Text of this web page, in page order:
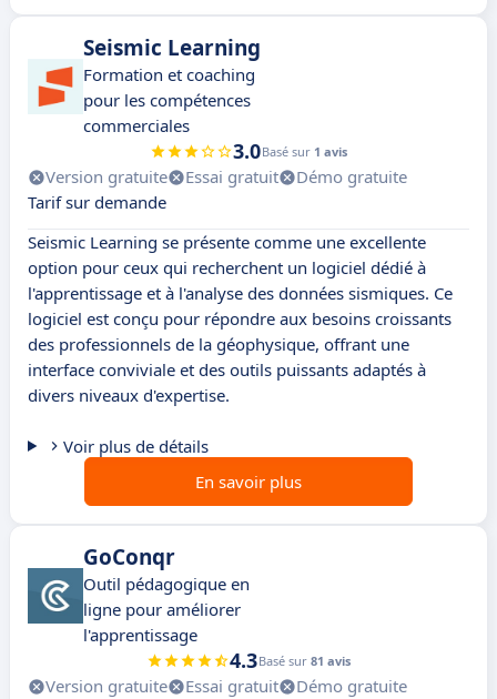
Seismic Learning
Formation et coaching
pour les compétences
commerciales
3.0Basé sur 1 avis
Version gratuite Essai gratuit
Démo gratuite
Tarif sur demande
Seismic Learning se présente comme une excellente
option pour ceux qui recherchent un logiciel dédié à
l'apprentissage et à l'analyse des données sismiques. Ce
logiciel est conçu pour répondre aux besoins croissants
des professionnels de la géophysique, offrant une
interface conviviale et des outils puissants adaptés à
divers niveaux d'expertise.
Voir plus de détails
En savoir plus
GoConqr
Outil pédagogique en
ligne pour améliorer
l'apprentissage
4.3Basé sur 81 avis
Version gratuite Essai gratuit
Démo gratuite